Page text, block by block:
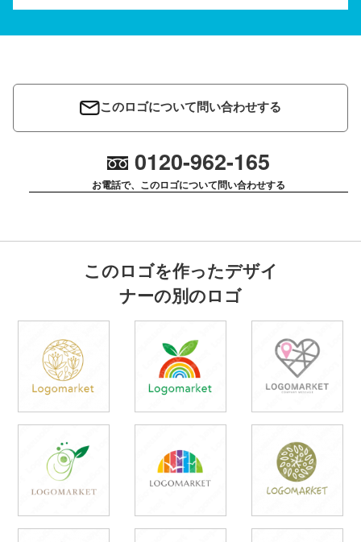
このロゴについて問い合わせする
0120-962-165
お電話で、このロゴについて問い合わせする
このロゴを作ったデザイ
ナーの別のロゴ